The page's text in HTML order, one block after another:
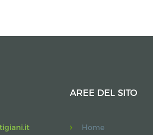
AREE DEL SITO
Home